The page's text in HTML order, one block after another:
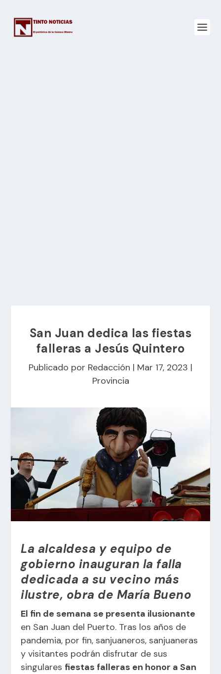
San Juan dedica las fiestas
falleras a Jesús Quintero
Publicado por Redacción | Mar 17, 2023 |
Provincia
La alcaldesa y equipo de
gobierno inauguran la falla
dedicada a su vecino más
ilustre, obra de María Bueno
El fin de semana se presenta ilusionante
en San Juan del Puerto. Tras los años de
pandemia, por fin, sanjuaneros, sanjuaneras
y visitantes podrán disfrutar de sus
singulares fiestas falleras en honor a San